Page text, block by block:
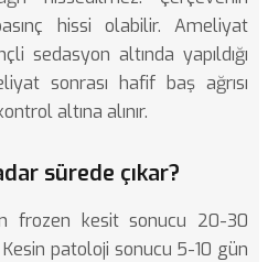
hissi olabilir. Ameliyat
sedasyon altında yapıldığı
sonrası hafif baş ağrısı
altına alınır.
sürede çıkar?
frozen kesit sonucu 20-30
patoloji sonucu 5-10 gün